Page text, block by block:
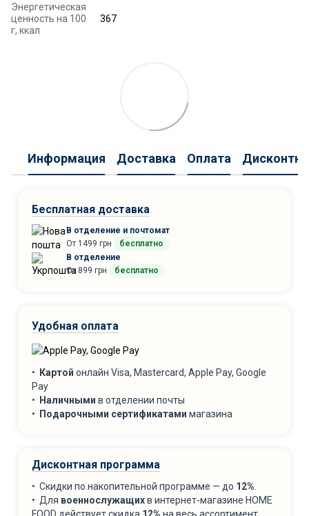
Энергетическая
ценность на 100
г, ккал
367
Информация Доставка Оплата
Бесплатная доставка
В отделение и почтомат
От 1499 грн
бесплатно
В отделение
От 899 грн
бесплатно
Удобная оплата
• Картой онлайн Visa, Mastercard, Apple Pay, Google
Pay
• Наличными в отделении почты
• Подарочными сертификатами магазина
Дисконтная программа
• Скидки по накопительной программе — до 12%
• Для военнослужащихв интернет-магазине HOME
FOOD действует скидка 12% на весь ассортимент